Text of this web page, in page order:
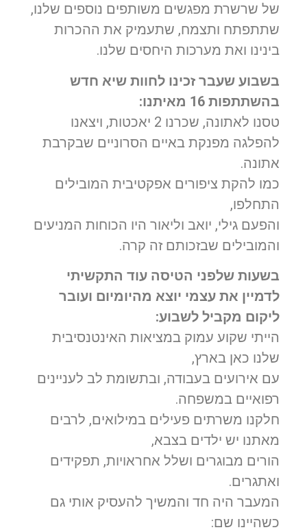
של שרשרת מפגשים משותפים נוספים שלנו,
שתתפתח ותצמח, שתעמיק את ההכרות
בינינו ואת מערכות היחסים שלנו.
בשבוע שעבר זכינו לחוות שיא חדש
בהשתתפות 16 מאיתנו:
טסנו לאתונה, שכרנו 2 יאכטות, ויצאנו
להפלגה מפנקת באיים הסרוניים שבקרבת
אתונה.
כמו להקת ציפורים אפקטיבית המובילים
התחלפו,
והפעם גילי, יואב וליאור היו הכוחות המניעים
והמובילים שבזכותם זה קרה.
בשעות שלפני הטיסה עוד התקשיתי
לדמיין את עצמי יוצא מהיומיום ועובר
ליקום מקביל לשבוע:
הייתי שקוע עמוק במציאות האינטנסיבית
שלנו כאן בארץ,
עם אירועים בעבודה, ובתשומת לב לעניינים
רפואיים במשפחה.
חלקנו משרתים פעילים במילואים, לרבים
מאתנו יש ילדים בצבא,
הורים מבוגרים ושלל אחראויות, תפקידים
ואתגרים.
המעבר היה חד והמשיך להעסיק אותי גם
כשהיינו שם: